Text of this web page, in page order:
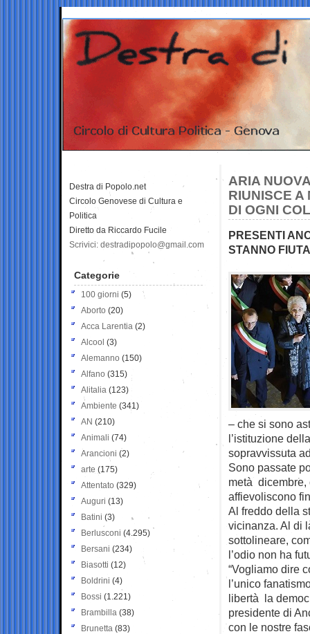
ARIA
RIUNISCE A
DI OGNI
PRESENTI
STANNO
– che si sono
l’istituzione
sopravvissuta
Sono passate
metà dicembre,
affievoliscono
Al freddo della
vicinanza. Al di
sottolineare,
l’odio non ha
“Vogliamo dire
l’unico
libertà la
presidente di
con le nostre
Destra di Popolo.net
Circolo Genovese di Cultura e
Politica
Diretto da Riccardo Fucile
Scrivici: destradipopolo@gmail.com
Categorie
100 giorni (5)
Aborto (20)
Acca Larentia (2)
Alcool (3)
Alemanno (150)
Alfano (315)
Alitalia (123)
Ambiente (341)
AN (210)
Animali (74)
Arancioni (2)
arte (175)
Attentato (329)
Auguri (13)
Batini (3)
Berlusconi (4.295)
Bersani (234)
Biasotti (12)
Boldrini (4)
Bossi (1.221)
Brambilla (38)
Brunetta (83)